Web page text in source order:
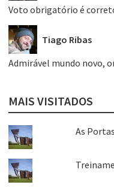
Voto obrigatório é
Tiago Ribas
Admirável mundo novo,
MAIS VISITADOS
As Portas